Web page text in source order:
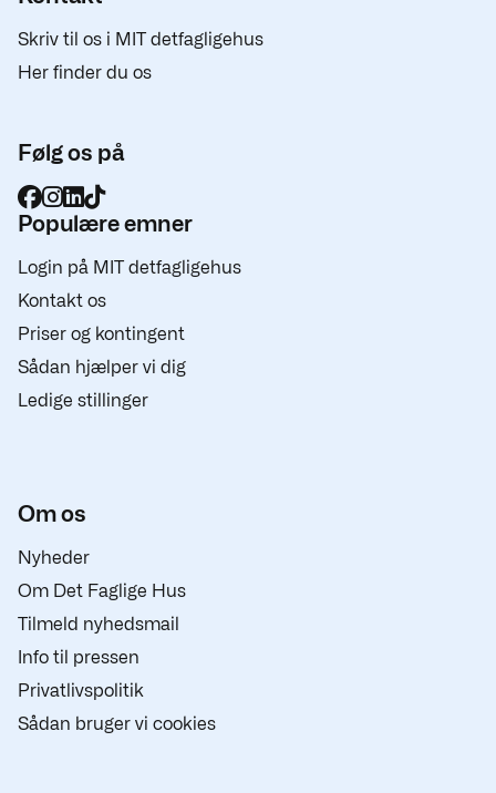
Skriv til os i MIT detfagligehus
Her finder du os
Følg os på
Populære emner
Login på MIT detfagligehus
Kontakt os
Priser og kontingent
Sådan hjælper vi dig
Ledige stillinger
Om os
Nyheder
Om Det Faglige Hus
Tilmeld nyhedsmail
Info til pressen
Privatlivspolitik
Sådan bruger vi cookies